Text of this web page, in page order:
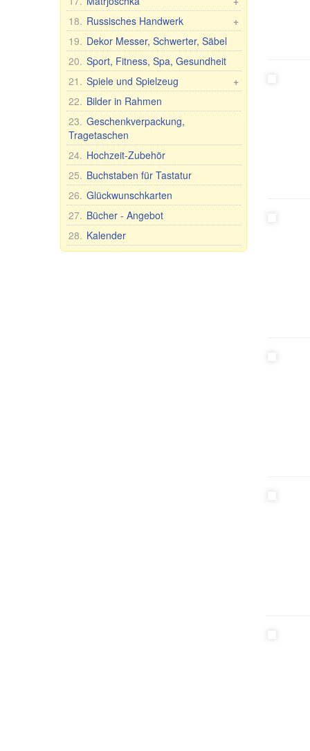
Kopftücher
Küchentextilien
Tagesdecken und Gardinen
Strumpfhose und Gamaschen
Schuhe
Tassen mit männlichen Namen
Tassen mit weiblichen Namen
Tassen mit Aufschrift
Humor-Tassen
Tassen mit Städte- und
Ländernamen
Tassen und Becher
Teller, Schalen und anderes
Teekannen und Zuckerdosen
Tee- und Tafelsets für 6
Personen
Bleikristall Schalen/Vasen
Glasgeschirr
Glas Schalen/Vasen
Bohemia-Glas
Bohemia-Weingläser für
Hochzeit/Jubiläum
Matrjoschka Russland
Andere Matrjoschka Art
Matrjoschka für Flasche
+
18. Russisches Handwerk
Chochloma
Schatullen/Holzbilder
19. Dekor Messer, Schwerter, Säbel
20. Sport, Fitness, Spa, Gesundheit
+
21. Spiele und Spielzeug
Spielzeuge
Stehaufpuppe Nevaljashka
Plüschtiere
Spiele
22. Bilder in Rahmen
23. Geschenkverpackung,
Tragetaschen
24. Hochzeit-Zubehör
25. Buchstaben für Tastatur
26. Glückwunschkarten
27. Bücher - Angebot
28. Kalender